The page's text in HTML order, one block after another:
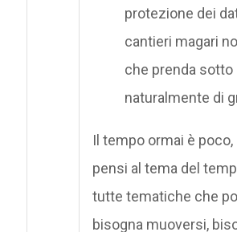
protezione dei
cantieri magari
che prenda
naturalmente di
Il tempo ormai è
pensi al tema del
tutte tematiche che
bisogna muoversi,